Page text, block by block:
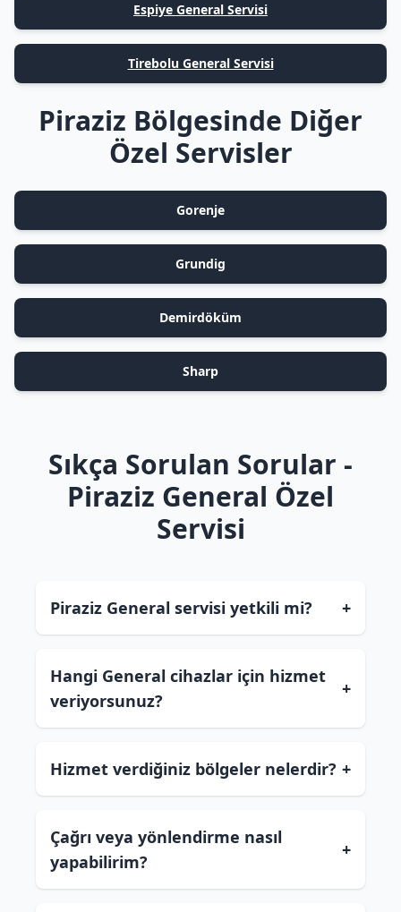
Espiye General Servisi
Tirebolu General Servisi
Piraziz Bölgesinde Diğer
Özel Servisler
Gorenje
Grundig
Demirdöküm
Sharp
Sıkça Sorulan Sorular -
Piraziz General Özel
Servisi
Piraziz General servisi yetkili mi? +
Hangi General cihazlar için hizmet
veriyorsunuz?
+
Hizmet verdiğiniz bölgeler nelerdir? +
Çağrı veya yönlendirme nasıl
yapabilirim?
+